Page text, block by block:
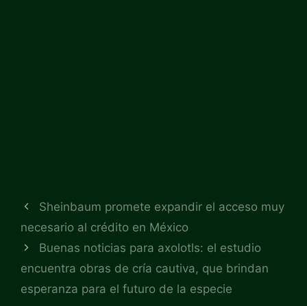
Sheinbaum promete expandir el acceso muy
necesario al crédito en México
Buenas noticias para axolotls: el estudio
encuentra obras de cría cautiva, que brindan
esperanza para el futuro de la especie